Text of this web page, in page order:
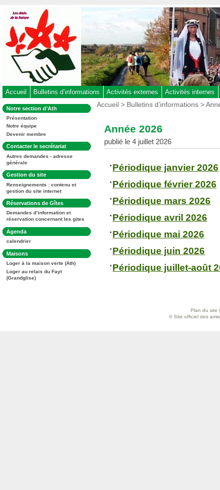
au
contenu
-
Aller
au
menu
-
à
la
recherche
Accueil Bulletins d’informations Activités externes Activités internes
Dans
la
rubrique
:
Notre section d’Ath
Présentation
Notre équipe
Devenir membre
Dans
la
rubrique
:
Contacter le secrétariat
Autres demandes - adresse
générale
Dans
la
rubrique
:
Gestion du site
Renseignements : contenu et
gestion du site internet
Dans
la
rubrique
:
Réservations de Gîtes
Demandes d’information et
réservation concernant les gites
Dans
la
rubrique
:
Agenda
calendrier
Dans
la
rubrique
:
Maisons
Loger à la maison verte (Ath)
Loger au relais du Fayt
(Grandglise)
Vous
Accueil > Bulletins d’informations >
Année 2026
publié le 4 juillet 2026
Périodique janvier 2026
Périodique février 2026
Périodique mars 2026
Périodique avril 2026
Périodique mai 2026
Périodique juin 2026
Périodique juillet-août
Plan du site
© Site officiel des